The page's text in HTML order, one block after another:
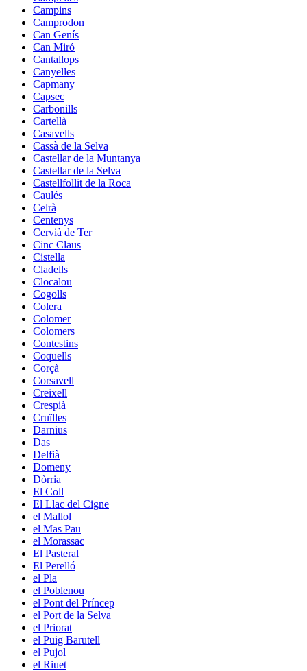
Campins
Camprodon
Can Genís
Can Miró
Cantallops
Canyelles
Capmany
Capsec
Carbonills
Cartellà
Casavells
Cassà de la Selva
Castellar de la Muntanya
Castellar de la Selva
Castellfollit de la Roca
Caulés
Celrà
Centenys
Cervià de Ter
Cinc Claus
Cistella
Cladells
Clocalou
Cogolls
Colera
Colomer
Colomers
Contestins
Coquells
Corçà
Corsavell
Creixell
Crespià
Cruïlles
Darnius
Das
Delfià
Domeny
Dòrria
El Coll
El Llac del Cigne
el Mallol
el Mas Pau
el Morassac
El Pasteral
El Perelló
el Pla
el Poblenou
el Pont del Príncep
el Port de la Selva
el Priorat
el Puig Barutell
el Pujol
el Riuet